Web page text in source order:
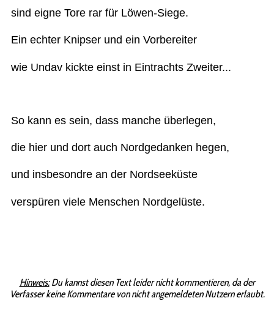
sind eigne Tore rar für Löwen-Siege.
Ein echter Knipser und ein Vorbereiter
wie Undav kickte einst in Eintrachts Zweiter...
So kann es sein, dass manche überlegen,
die hier und dort auch Nordgedanken hegen,
und insbesondre an der Nordseeküste
verspüren viele Menschen Nordgelüste.
Hinweis:Du kannst diesen Text leider nicht kommentieren, da der
Verfasser keine Kommentare von nicht angemeldeten Nutzern erlaubt.